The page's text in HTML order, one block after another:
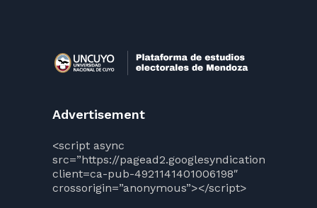
Advertisement
<script async
src=”https://pagead2.googlesyndication.com/
client=ca-pub-4921141401006198″
crossorigin=”anonymous”></script>